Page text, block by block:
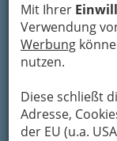
Mit Ihrer
Verwendung
Werbung
nutzen.
Diese schließt
Adresse,
der EU (u.a.
Karte
Adresse mit